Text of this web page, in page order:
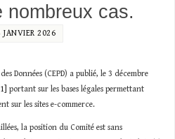
nombreux cas.
JANVIER 2026
Données (CEPD) a publié, le 3 décembre
[1]
portant sur les bases légales permettant
sur les sites e-commerce.
la position du Comité est sans